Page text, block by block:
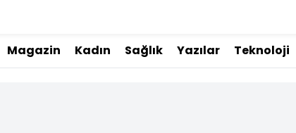
Magazin Kadın Sağlık Yazılar Teknoloji